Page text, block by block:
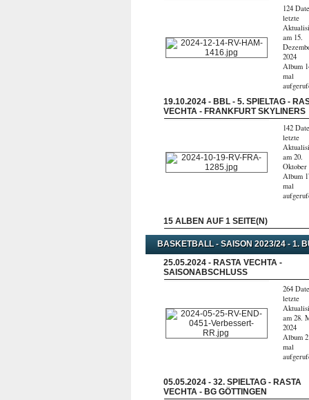
124
letzte
am 15.
2024
Album
mal
19.10.2024 - BBL - 5. SPIELTAG -
VECHTA - FRANKFURT SKYLINERS
142
letzte
am 20.
Oktober
Album
mal
15 ALBEN AUF 1 SEITE(N)
BASKETBALL - SAISON 2023/24 - 1.
25.05.2024 - RASTA VECHTA -
SAISONABSCHLUSS
264
letzte
am 28.
2024
Album
mal
05.05.2024 - 32. SPIELTAG - RASTA
VECHTA - BG GÖTTINGEN